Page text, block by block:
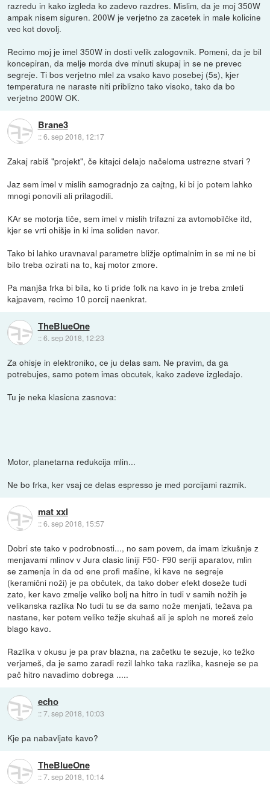
razredu in kako izgleda ko zadevo razdres. Mislim, da je moj 350W
ampak nisem siguren. 200W je verjetno za zacetek in male kolicine
vec kot dovolj.
Recimo moj je imel 350W in dosti velik zalogovnik. Pomeni, da je bil
koncepiran, da melje morda dve minuti skupaj in se ne prevec
segreje. Ti bos verjetno mlel za vsako kavo posebej (5s), kjer
temperatura ne naraste niti priblizno tako visoko, tako da bo
verjetno 200W OK.
Brane3
::6. sep 2018, 12:17
Zakaj rabiš "projekt", če kitajci delajo načeloma ustrezne stvari ?
Jaz sem imel v mislih samogradnjo za cajtng, ki bi jo potem lahko
mnogi ponovili ali prilagodili.
KAr se motorja tiče, sem imel v mislih trifazni za avtomobilčke itd,
kjer se vrti ohišje in ki ima soliden navor.
Tako bi lahko uravnaval parametre bližje optimalnim in se mi ne bi
bilo treba ozirati na to, kaj motor zmore.
Pa manjša frka bi bila, ko ti pride folk na kavo in je treba zmleti
kajpavem, recimo 10 porcij naenkrat.
TheBlueOne
::6. sep 2018, 12:23
Za ohisje in elektroniko, ce ju delas sam. Ne pravim, da ga
potrebujes, samo potem imas obcutek, kako zadeve izgledajo.
Tu je neka klasicna zasnova:
Motor, planetarna redukcija mlin...
Ne bo frka, ker vsaj ce delas espresso je med porcijami razmik.
mat xxl
::6. sep 2018, 15:57
Dobri ste tako v podrobnosti..., no sam povem, da imam izkušnje z
menjavami mlinov v Jura clasic liniji F50- F90 seriji aparatov, mlin
se zamenja in da od ene profi mašine, ki kave ne segreje
(keramični noži) je pa občutek, da tako dober efekt doseže tudi
zato, ker kavo zmelje veliko bolj na hitro in tudi v samih nožih je
velikanska razlika No tudi tu se da samo nože menjati, težava pa
nastane, ker potem veliko težje skuhaš ali je sploh ne moreš zelo
blago kavo.
Razlika v okusu je pa prav blazna, na začetku te sezuje, ko težko
verjameš, da je samo zaradi rezil lahko taka razlika, kasneje se pa
pač hitro navadimo dobrega .....
echo
::7. sep 2018, 10:03
Kje pa nabavljate kavo?
TheBlueOne
::7. sep 2018, 10:14